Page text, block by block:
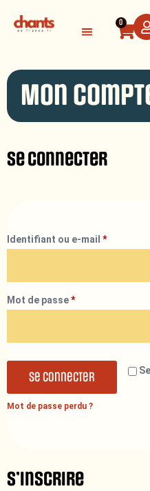
0
Mon
Se connecter
Identifiant ou e-mail *
Mot de passe*
Se connecter
Mot de passe perdu ?
S’inscrire